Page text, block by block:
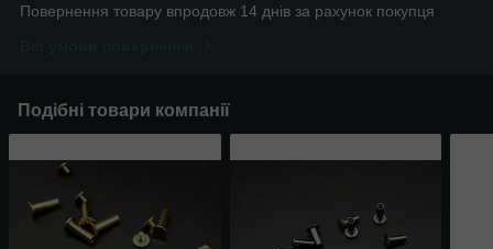
Повернення товару впродовж 14 днів за рахунок покупця
Подібні товари компанії